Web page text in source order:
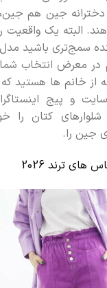
دخترانه جین هم
البته یک واقعیت
سمج‌تری باشید
معرض انتخاب شما
خانم ها هستید که
و پیج
کتان را
جین را.
های ترند 2026